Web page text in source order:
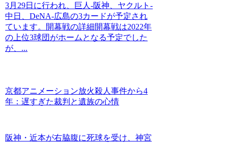
3月29日に行われ、巨人-阪神、ヤクルト-
中日、DeNA-広島の3カードが予定され
ています。開幕戦の詳細開幕戦は2022年
の上位3球団がホームとなる予定でした
が、...
京都アニメーション放火殺人事件から4
年：遅すぎた裁判と遺族の心情
阪神・近本が右脇腹に死球を受け、神宮